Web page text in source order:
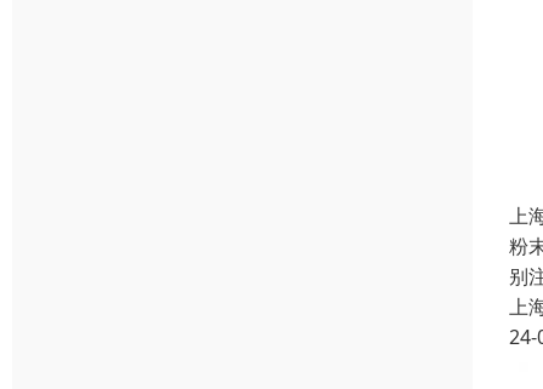
上
粉
别
上
24-